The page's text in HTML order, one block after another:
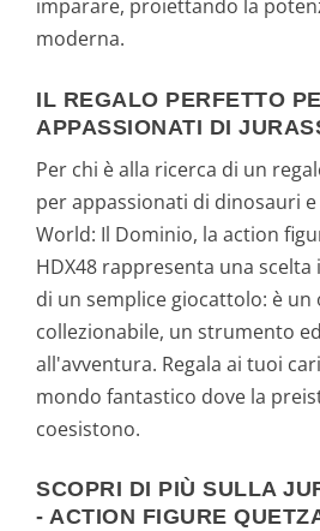
imparare, proiettando la
moderna.
IL REGALO PERFETTO
APPASSIONATI DI
Per chi è alla ricerca di un
per appassionati di dinosauri e
World: Il Dominio, la action
HDX48 rappresenta una scelta
di un semplice giocattolo: è un
collezionabile, un strumento
all'avventura. Regala ai tuoi
mondo fantastico dove la
coesistono.
SCOPRI DI PIÙ SULLA
- ACTION FIGURE